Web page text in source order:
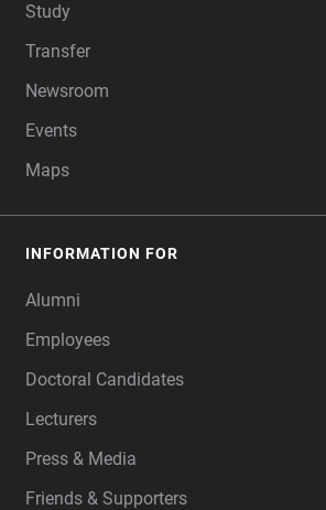
Study
Transfer
Newsroom
Events
Maps
INFORMATION FOR
Alumni
Employees
Doctoral Candidates
Lecturers
Press & Media
Friends & Supporters